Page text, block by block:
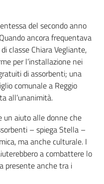
del secondo anno
ancora frequentava
classe Chiara Vegliante,
per l’installazione nei
di assorbenti; una
comunale a Reggio
all’unanimità.
un aiuto alle donne che
– spiega Stella –
ma anche culturale. I
a combattere lo
presente anche tra i